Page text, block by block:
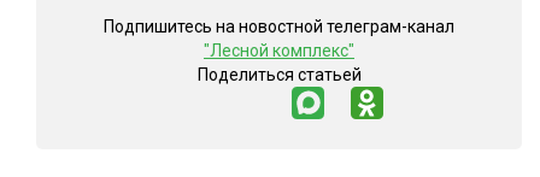
Подпишитесь на новостной телеграм-канал
"Лесной комплекс"
Поделиться статьей